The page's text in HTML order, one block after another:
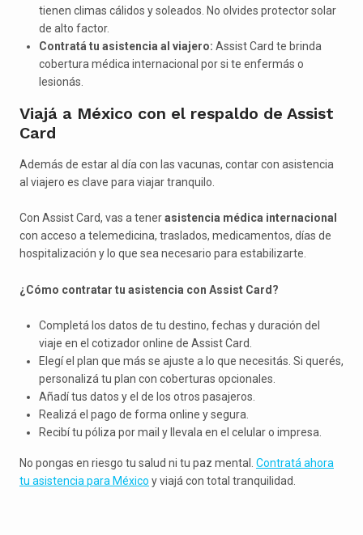
tienen climas cálidos y soleados. No olvides protector solar
de alto factor.
Contratá tu asistencia al viajero: Assist Card te brinda
cobertura médica internacional por si te enfermás o
lesionás.
Viajá a México con el respaldo de Assist
Card
Además de estar al día con las vacunas, contar con asistencia
al viajero es clave para viajar tranquilo.
Con Assist Card, vas a tenerasistencia médica internacional
con acceso a telemedicina, traslados, medicamentos, días de
hospitalización y lo que sea necesario para estabilizarte.
¿Cómo contratar tu asistencia con Assist Card?
Completá los datos de tu destino, fechas y duración del
viaje en el cotizador online de Assist Card.
Elegí el plan que más se ajuste a lo que necesitás. Si querés,
personalizá tu plan con coberturas opcionales.
Añadí tus datos y el de los otros pasajeros.
Realizá el pago de forma online y segura.
Recibí tu póliza por mail y llevala en el celular o impresa.
No pongas en riesgo tu salud ni tu paz mental. Contratá ahora
tu asistencia para México y viajá con total tranquilidad.